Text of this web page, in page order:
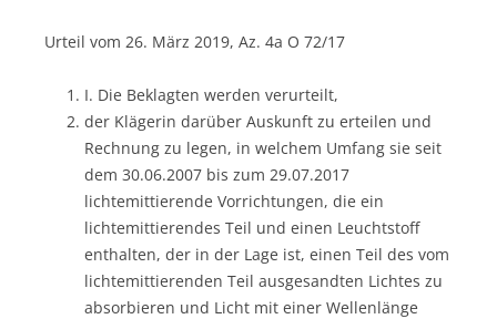
Urteil vom 26. März 2019, Az. 4a O 72/17
I. Die Beklagten werden verurteilt,
der Klägerin darüber Auskunft zu erteilen und
Rechnung zu legen, in welchem Umfang sie seit
dem 30.06.2007 bis zum 29.07.2017
lichtemittierende Vorrichtungen, die ein
lichtemittierendes Teil und einen Leuchtstoff
enthalten, der in der Lage ist, einen Teil des vom
lichtemittierenden Teil ausgesandten Lichtes zu
absorbieren und Licht mit einer Wellenlänge